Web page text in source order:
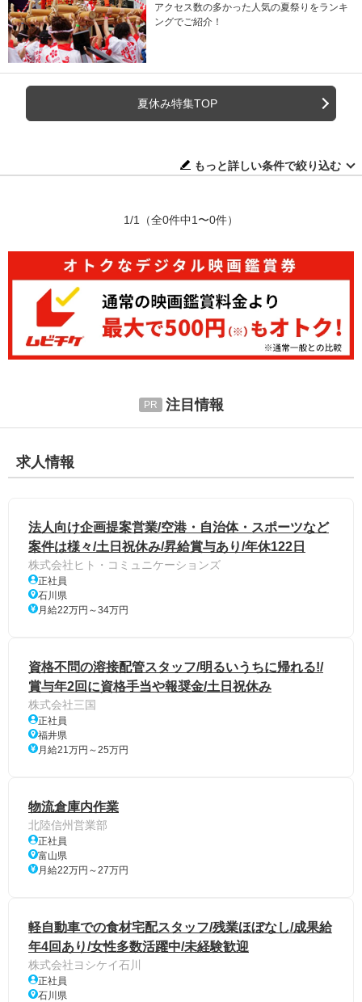
アクセス数の多かった人気の夏祭りをランキ
ングでご紹介！
夏休み特集TOP
もっと詳しい条件で絞り込む
1/1 （全0件中1〜0件）
注目情報
求人情報
法人向け企画提案営業/空港・自治体・スポーツなど
案件は様々/土日祝休み/昇給賞与あり/年休122日
株式会社ヒト・コミュニケーションズ
正社員
石川県
月給22万円～34万円
資格不問の溶接配管スタッフ/明るいうちに帰れる!/
賞与年2回に資格手当や報奨金/土日祝休み
株式会社三国
正社員
福井県
月給21万円～25万円
物流倉庫内作業
北陸信州営業部
正社員
富山県
月給22万円～27万円
軽自動車での食材宅配スタッフ/残業ほぼなし/成果給
年4回あり/女性多数活躍中/未経験歓迎
株式会社ヨシケイ石川
正社員
石川県